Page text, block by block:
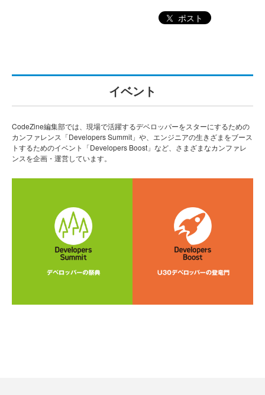
ポスト
イベント
CodeZine編集部では、現場で活躍するデベロッパーをスターにするための
カンファレンス「Developers Summit」や、エンジニアの生きざまをブース
トするためのイベント「Developers Boost」など、さまざまなカンファレ
ンスを企画・運営しています。